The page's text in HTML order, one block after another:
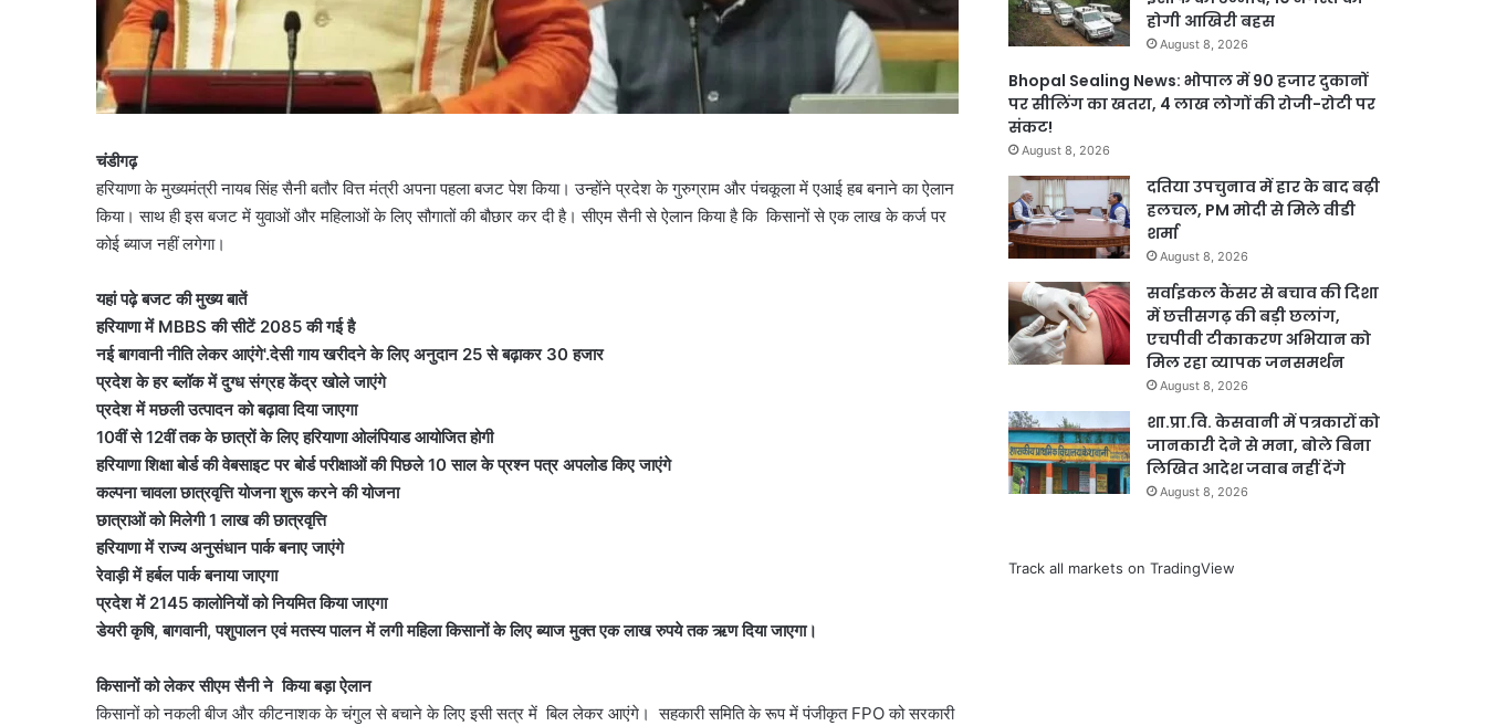
चंडीगढ़
हरियाणा के मुख्यमंत्री नायब सिंह सैनी बतौर वित्त मंत्री अपना पहला बजट पेश किया। उन्होंने प्रदेश के गुरुग्राम और पंचकूला में एआई हब बनाने का ऐलान
किया। साथ ही इस बजट में युवाओं और महिलाओं के लिए सौगातों की बौछार कर दी है। सीएम सैनी से ऐलान किया है कि किसानों से एक लाख के कर्ज पर
कोई ब्याज नहीं लगेगा।
यहां पढ़े बजट की मुख्य बातें
हरियाणा में MBBS की सीटें 2085 की गई है
नई बागवानी नीति लेकर आएंगे'.देसी गाय खरीदने के लिए अनुदान 25 से बढ़ाकर 30 हजार
प्रदेश के हर ब्लॉक में दुग्ध संग्रह केंद्र खोले जाएंगे
प्रदेश में मछली उत्पादन को बढ़ावा दिया जाएगा
10वीं से 12वीं तक के छात्रों के लिए हरियाणा ओलंपियाड आयोजित होगी
हरियाणा शिक्षा बोर्ड की वेबसाइट पर बोर्ड परीक्षाओं की पिछले 10 साल के प्रश्न पत्र अपलोड किए जाएंगे
कल्पना चावला छात्रवृत्ति योजना शुरू करने की योजना
छात्राओं को मिलेगी 1 लाख की छात्रवृत्ति
हरियाणा में राज्य अनुसंधान पार्क बनाए जाएंगे​​​​​​​
रेवाड़ी में हर्बल पार्क बनाया जाएगा
प्रदेश में 2145 कालोनियों को नियमित किया जाएगा
डेयरी कृषि, बागवानी, पशुपालन एवं मतस्य पालन में लगी महिला किसानों के लिए ब्याज मुक्त एक लाख रुपये तक ऋण दिया जाएगा।
किसानों को लेकर सीएम सैनी ने किया बड़ा ऐलान
किसानों को नकली बीज और कीटनाशक के चंगुल से बचाने के लिए इसी सत्र में बिल लेकर आएंगे। सहकारी समिति के रूप में पंजीकृत FPO को सरकारी
होगी आखिरी बहस
August 8, 2026
Bhopal Sealing News: भोपाल में 90 हजार दुकानों
पर सीलिंग का खतरा, 4 लाख लोगों की रोजी-रोटी पर
संकट!
August 8, 2026
दतिया उपचुनाव में हार के बाद बढ़ी
हलचल, PM मोदी से मिले वीडी
शर्मा
August 8, 2026
सर्वाइकल कैंसर से बचाव की दिशा
में छत्तीसगढ़ की बड़ी छलांग,
एचपीवी टीकाकरण अभियान को
मिल रहा व्यापक जनसमर्थन
August 8, 2026
शा.प्रा.वि. केसवानी में पत्रकारों को
जानकारी देने से मना, बोले बिना
लिखित आदेश जवाब नहीं देंगे
August 8, 2026
Track all markets on TradingView